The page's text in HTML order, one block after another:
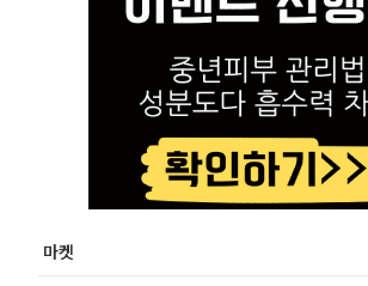
마켓